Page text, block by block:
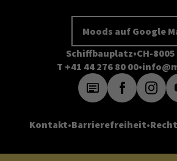
Moods auf Google
Schiffbauplatz CH-
T +41 44 276 80 00
Kontakt Barrierefreiheit